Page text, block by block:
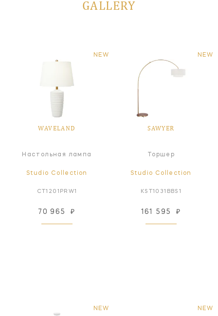
GALLERY
NEW
WAVELAND
Настольная лампа
Studio Collection
CT1201PRW1
70 965 ₽
NEW
SAWYER
Торшер
Studio Collection
KST1031BBS1
161 595 ₽
NEW NEW